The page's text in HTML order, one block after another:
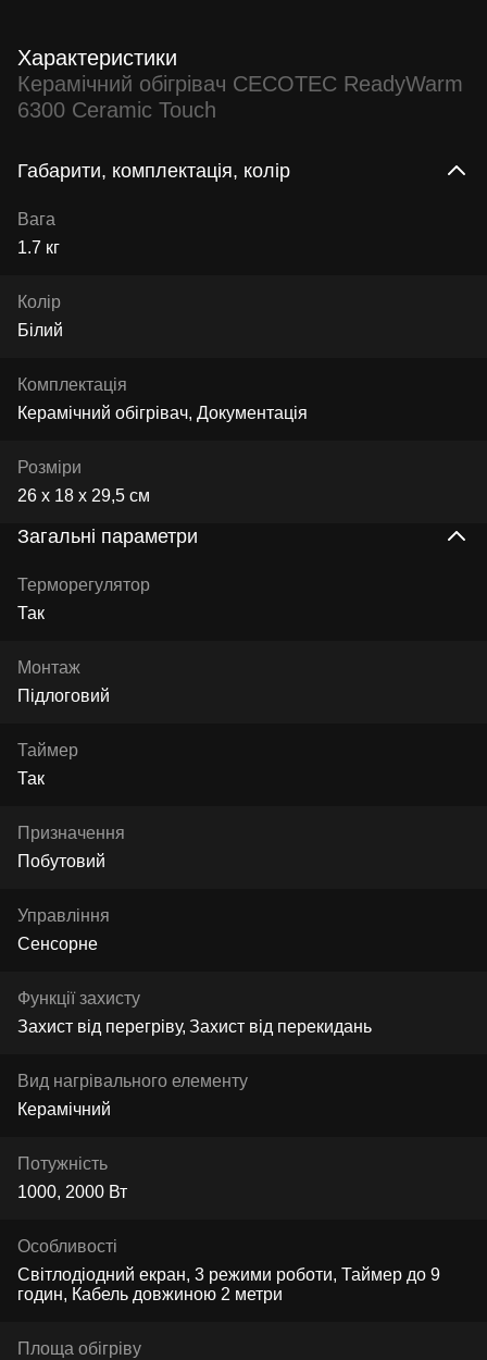
Характеристики
Керамічний обігрівач CECOTEC ReadyWarm
6300 Ceramic Touch
Габарити, комплектація, колір
Вага
1.7 кг
Колір
Білий
Комплектація
Керамічний обігрівач, Документація
Розміри
26 х 18 х 29,5 см
Загальні параметри
Терморегулятор
Так
Монтаж
Підлоговий
Таймер
Так
Призначення
Побутовий
Управління
Сенсорне
Функції захисту
Захист від перегріву Захист від перекидань
Вид нагрівального елементу
Керамічний
Потужність
1000, 2000 Вт
Особливості
Світлодіодний екран, 3 режими роботи, Таймер до 9
годин, Кабель довжиною 2 метри
Площа обігріву